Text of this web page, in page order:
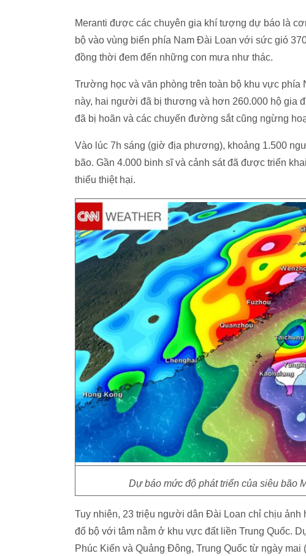
Meranti được các chuyên gia khí tượng dự báo là
bộ vào vùng biển phía Nam Đài Loan với sức gió
đồng thời đem đến những con mưa như thác.
Trường học và văn phòng trên toàn bộ khu vực
này, hai người đã bị thương và hơn 260.000 hộ gia
đã bị hoãn và các chuyến đường sắt cũng ngừng
Vào lúc 7h sáng (giờ địa phương), khoảng 1.500
bão. Gần 4.000 binh sĩ và cảnh sát đã được triển
thiểu thiệt hại.
Dự báo mức độ phát triển của siêu bão
Tuy nhiên, 23 triệu người dân Đài Loan chỉ chịu
đổ bộ với tâm nằm ở khu vực đất liền Trung Quốc.
Phúc Kiến và Quảng Đông, Trung Quốc từ ngày mai